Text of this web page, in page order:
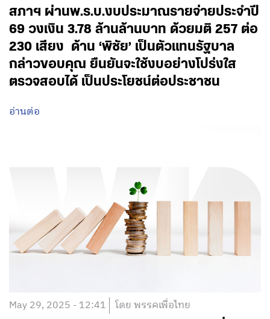
สภาฯ ผ่านพ.ร.บ.งบประมาณรายจ่ายประจำปี
69 วงเงิน 3.78 ล้านล้านบาท ด้วยมติ 257 ต่อ
230 เสียง ด้าน ‘พิชัย’ เป็นตัวแทนรัฐบาล
กล่าวขอบคุณ ยืนยันจะใช้งบอย่างโปร่งใส
ตรวจสอบได้ เป็นประโยชน์ต่อประชาชน
อ่านต่อ
May 29, 2025 - 12:41 โดย พรรคเพื่อไทย